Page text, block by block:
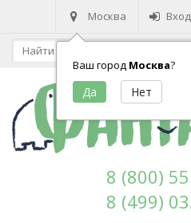
Москва
Ваш город Москва?
Вход
8 (800)
8 (499)